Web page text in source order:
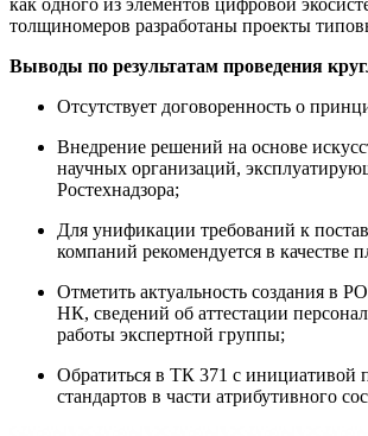
толщиномеров разработаны проекты
Выводы по результатам проведения
Отсутствует договоренность о
Внедрение решений на основе
научных организаций,
Ростехнадзора;
Для унификации требований к
компаний рекомендуется в
Отметить актуальность создания в
НК, сведений об аттестации
работы экспертной группы;
Обратиться в ТК 371 с инициативой
стандартов в части атрибутивного